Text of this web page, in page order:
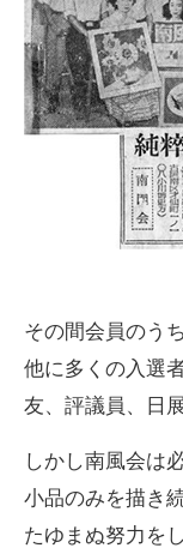
その間会員のう
他に多くの入選
友、評議員、日
しかし南風会は
小品のみを描き
たゆまぬ努力を